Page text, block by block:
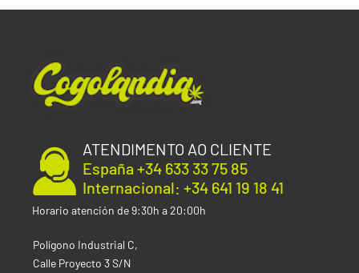
ATENDIMENTO AO CLIENTE
España +34 633 33 75 85
Internacional: +34 641 19 18 41
Horario atención de 9:30h a 20:00h
Polígono Industrial C,
Calle Proyecto 3 S/N